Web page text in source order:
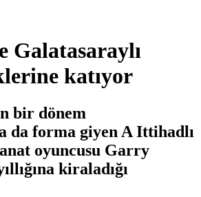
Galatasaraylı
katıyor
bir dönem
da forma giyen A Ittihadlı
oyuncusu Garry
kiraladığı